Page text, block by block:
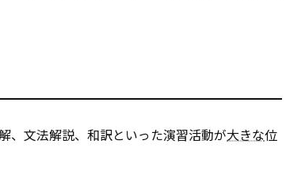
、文法解説、和訳といった演習活動が大きな位